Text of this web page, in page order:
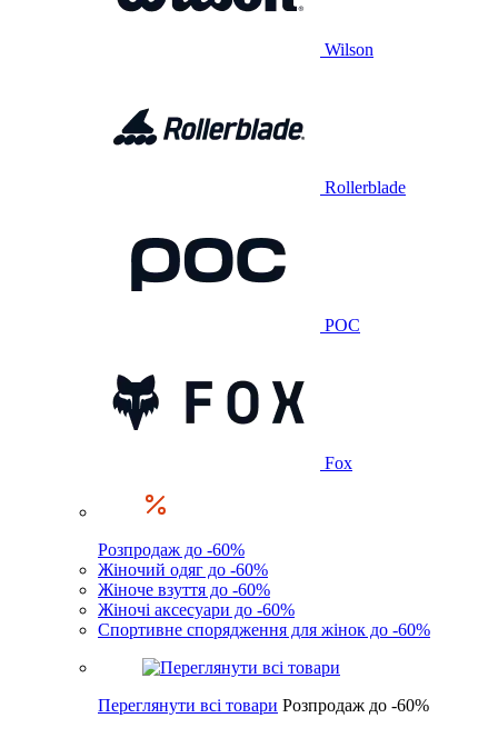
Wilson
Rollerblade
POC
Fox
Розпродаж до -60%
Жіночий одяг до -60%
Жіноче взуття до -60%
Жіночі аксесуари до -60%
Спортивне спорядження для жінок до -60%
Переглянути всі товари Розпродаж до -60%